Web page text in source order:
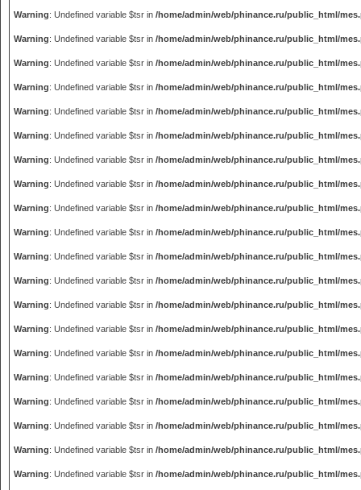
Warning: Undefined variable $tsr in /home/admin/web/phinance.ru/public_html/
Warning: Undefined variable $tsr in /home/admin/web/phinance.ru/public_html/
Warning: Undefined variable $tsr in /home/admin/web/phinance.ru/public_html/
Warning: Undefined variable $tsr in /home/admin/web/phinance.ru/public_html/
Warning: Undefined variable $tsr in /home/admin/web/phinance.ru/public_html/
Warning: Undefined variable $tsr in /home/admin/web/phinance.ru/public_html/
Warning: Undefined variable $tsr in /home/admin/web/phinance.ru/public_html/
Warning: Undefined variable $tsr in /home/admin/web/phinance.ru/public_html/
Warning: Undefined variable $tsr in /home/admin/web/phinance.ru/public_html/
Warning: Undefined variable $tsr in /home/admin/web/phinance.ru/public_html/
Warning: Undefined variable $tsr in /home/admin/web/phinance.ru/public_html/
Warning: Undefined variable $tsr in /home/admin/web/phinance.ru/public_html/
Warning: Undefined variable $tsr in /home/admin/web/phinance.ru/public_html/
Warning: Undefined variable $tsr in /home/admin/web/phinance.ru/public_html/
Warning: Undefined variable $tsr in /home/admin/web/phinance.ru/public_html/
Warning: Undefined variable $tsr in /home/admin/web/phinance.ru/public_html/
Warning: Undefined variable $tsr in /home/admin/web/phinance.ru/public_html/
Warning: Undefined variable $tsr in /home/admin/web/phinance.ru/public_html/
Warning: Undefined variable $tsr in /home/admin/web/phinance.ru/public_html/
Warning: Undefined variable $tsr in /home/admin/web/phinance.ru/public_html/